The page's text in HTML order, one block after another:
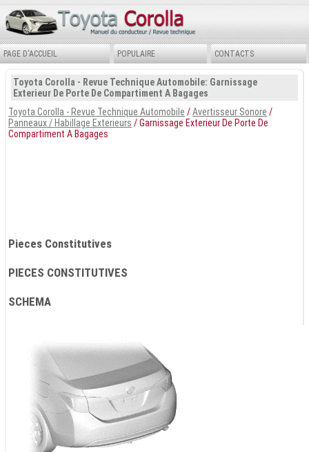
PAGE D'ACCUEIL POPULAIRE CONTACTS
Toyota Corolla - Revue Technique Automobile: Garnissage
Exterieur De Porte De Compartiment A Bagages
Toyota Corolla - Revue Technique Automobile /Avertisseur Sonore /
Panneaux / Habillage Exterieurs / Garnissage Exterieur De Porte De
Compartiment A Bagages
Pieces Constitutives
PIECES CONSTITUTIVES
SCHEMA